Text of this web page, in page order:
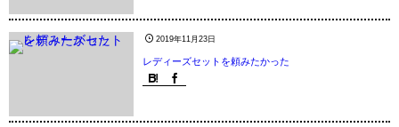
2019年11月23日
レディーズセットを頼みたかった